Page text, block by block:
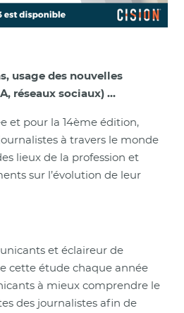
usage des nouvelles
réseaux sociaux) …
et pour la 14ème édition,
à travers le monde
lieux de la profession et
sur l’évolution de leur
et éclaireur de
cette étude chaque année
à mieux comprendre le
des journalistes afin de